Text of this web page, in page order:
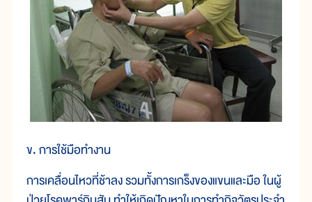
ข. การใช้มือทำงาน
การเคลื่อนไหวที่ช้าลง รวมทั้งการเกร็งของแขนและมือ ในผู้